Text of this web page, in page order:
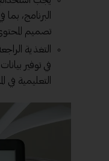
البرنامج،
تصميم
التغذية
في توفير
التعليمية في